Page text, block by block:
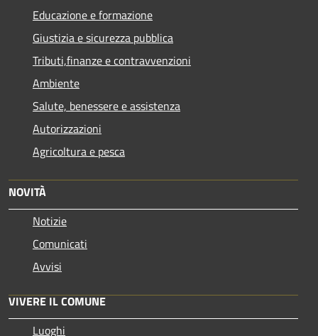
Educazione e formazione
Giustizia e sicurezza pubblica
Tributi,finanze e contravvenzioni
Ambiente
Salute, benessere e assistenza
Autorizzazioni
Agricoltura e pesca
NOVITÀ
Notizie
Comunicati
Avvisi
VIVERE IL COMUNE
Luoghi